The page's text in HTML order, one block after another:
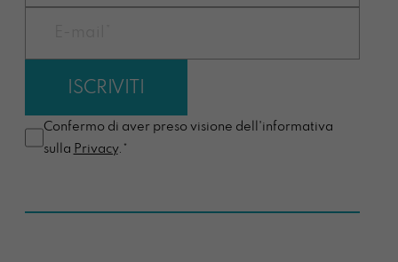
Confermo di aver preso visione dell'informativa
sulla Privacy.*